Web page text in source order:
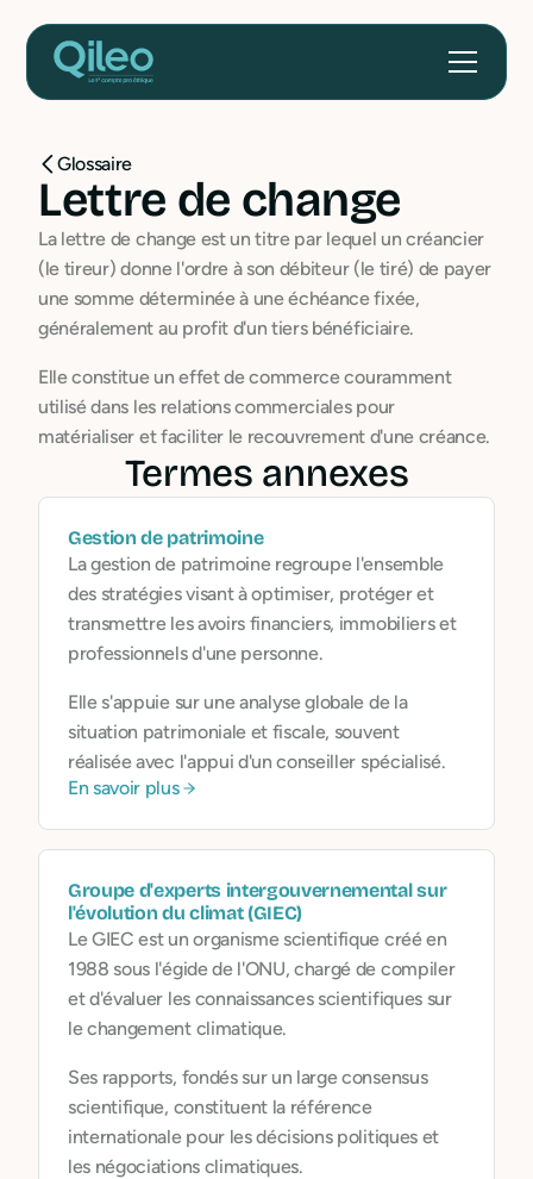
Glossaire
Lettre de change
La lettre de change est un titre par lequel un créancier
(le tireur) donne l'ordre à son débiteur (le tiré) de payer
une somme déterminée à une échéance fixée,
généralement au profit d'un tiers bénéficiaire.
Elle constitue un effet de commerce couramment
utilisé dans les relations commerciales pour
matérialiser et faciliter le recouvrement d'une créance.
Termes annexes
Gestion de patrimoine
La gestion de patrimoine regroupe l'ensemble
des stratégies visant à optimiser, protéger et
transmettre les avoirs financiers, immobiliers et
professionnels d'une personne.
Elle s'appuie sur une analyse globale de la
situation patrimoniale et fiscale, souvent
réalisée avec l'appui d'un conseiller spécialisé.
En savoir plus
Groupe d'experts intergouvernemental sur
l'évolution du climat (GIEC)
Le GIEC est un organisme scientifique créé en
1988 sous l'égide de l'ONU, chargé de compiler
et d'évaluer les connaissances scientifiques sur
le changement climatique.
Ses rapports, fondés sur un large consensus
scientifique, constituent la référence
internationale pour les décisions politiques et
les négociations climatiques.